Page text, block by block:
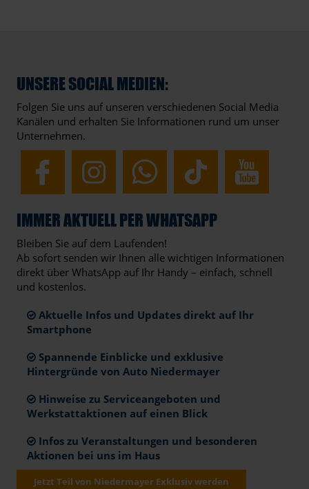
UNSERE SOCIAL MEDIEN:
Folgen Sie uns auf unseren verschiedenen Social Media
Kanälen und erhalten Sie Informationen rund um unser
Unternehmen.
IMMER AKTUELL PER WHATSAPP
Bleiben Sie auf dem Laufenden!
Ab sofort senden wir Ihnen alle wichtigen Informationen
direkt über WhatsApp auf Ihr Handy – einfach, schnell
und kostenlos.
Aktuelle Infos und Updates direkt auf Ihr
Smartphone
Spannende Einblicke und exklusive
Hintergründe von Auto Niedermayer
Hinweise zu Serviceangeboten und
Werkstattaktionen auf einen Blick
Infos zu Veranstaltungen und besonderen
Aktionen bei uns im Haus
Jetzt Teil von Niedermayer Exklusiv werden